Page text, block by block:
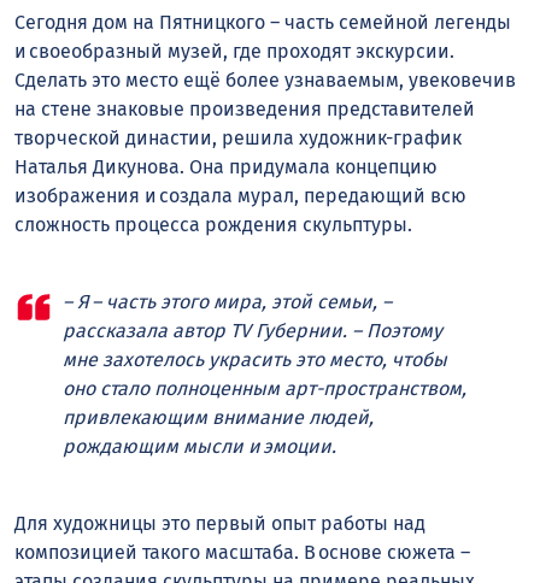
Сегодня дом на Пятницкого – часть семейной легенды
и своеобразный музей, где проходят экскурсии.
Сделать это место ещё более узнаваемым, увековечив
на стене знаковые произведения представителей
творческой династии, решила художник-график
Наталья Дикунова. Она придумала концепцию
изображения и создала мурал, передающий всю
сложность процесса рождения скульптуры.
– Я – часть этого мира, этой семьи, –
рассказала автор TV Губернии. – Поэтому
мне захотелось украсить это место, чтобы
оно стало полноценным арт-пространством,
привлекающим внимание людей,
рождающим мысли и эмоции.
Для художницы это первый опыт работы над
композицией такого масштаба. В основе сюжета –